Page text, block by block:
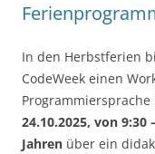
In den Herbstferien
CodeWeek einen
24.10.2025, von 9:30
Jahren über ein